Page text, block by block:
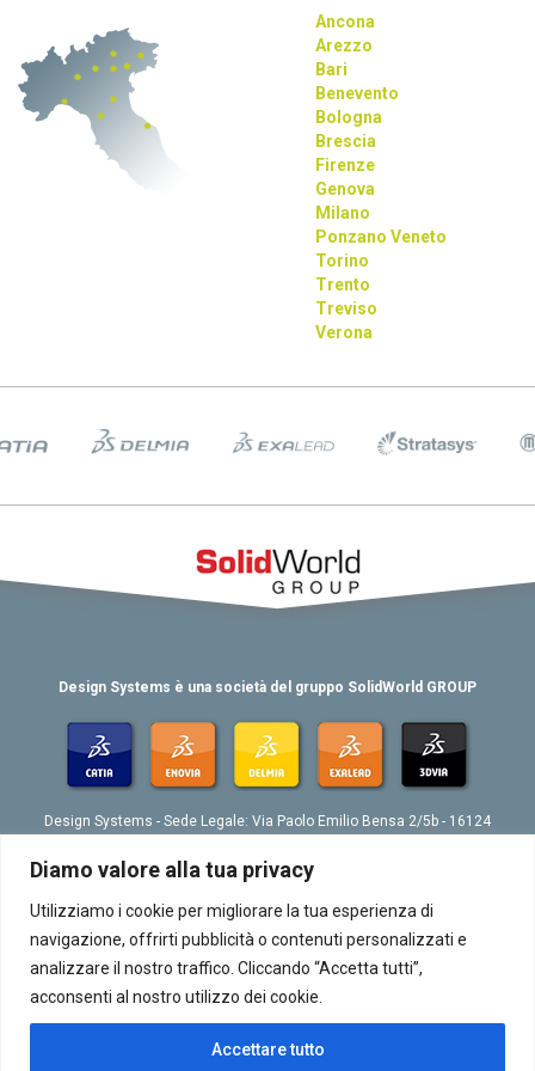
Diamo valore alla tua privacy
Utilizziamo i cookie per migliorare la tua esperienza di
navigazione, offrirti pubblicità o contenuti personalizzati e
analizzare il nostro traffico. Cliccando “Accetta tutti”,
acconsenti al nostro utilizzo dei cookie.
Accettare tutto
Ancona
Arezzo
Bari
Benevento
Bologna
Brescia
Firenze
Genova
Milano
Ponzano Veneto
Torino
Trento
Treviso
Verona
Design Systems è una società del gruppo SolidWorld GROUP
Design Systems - Sede Legale: Via Paolo Emilio Bensa 2/5b - 16124
Tel. 039 010 4074802 - Fax 039 010 4073276 - Email:
info@designsystemsplm.it
P. IVA 01566570998
Contatti| GDPR|